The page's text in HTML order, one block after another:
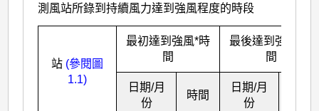
測風站所錄到持續風力達到強風程度的時段
站 (參閱圖
1.1)
最初達到強風*時
間
最後達到強風*時
間
日期/月
份
時間
日期/月
份